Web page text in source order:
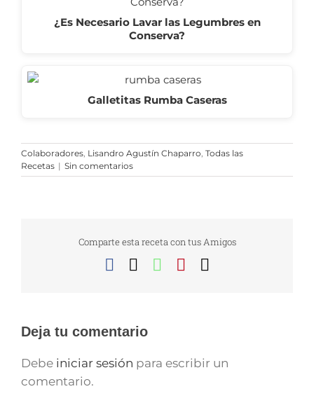
¿Es Necesario Lavar las Legumbres en
Conserva?
Galletitas Rumba Caseras
Colaboradores Lisandro Agustín Chaparro Todas las
Recetas | Sin comentarios
Comparte esta receta con tus Amigos
FacebookWhatsApp
Pinterest
Deja tu comentario
Debe iniciar sesión para escribir un
comentario.